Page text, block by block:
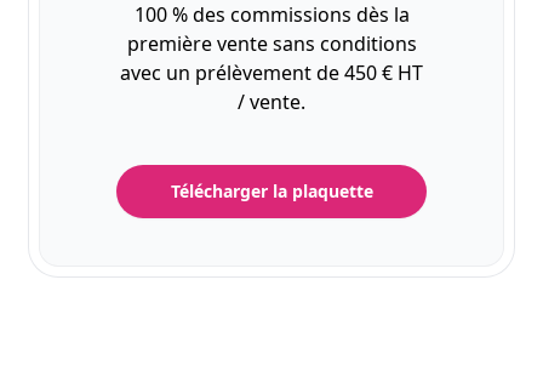
100 % des commissions dès la
première vente sans conditions
avec un prélèvement de 450 € HT
/ vente.
Télécharger la plaquette